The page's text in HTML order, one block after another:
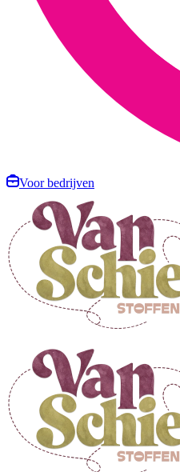
Voor bedrijven